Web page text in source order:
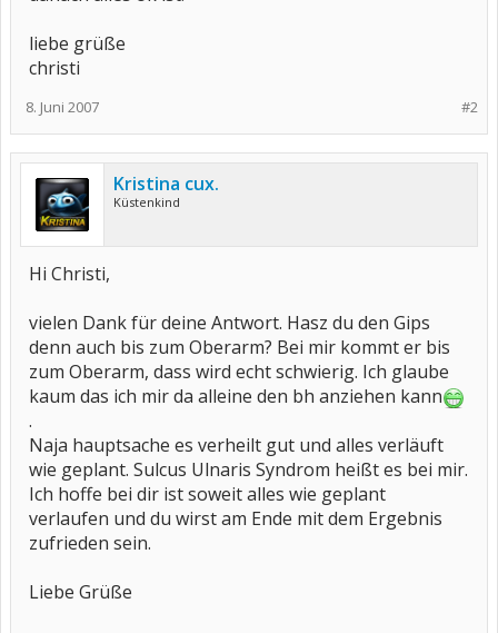
liebe grüße
christi
#2
8. Juni 2007
Kristina cux.
Küstenkind
Hi Christi,
vielen Dank für deine Antwort. Hasz du den Gips
denn auch bis zum Oberarm? Bei mir kommt er bis
zum Oberarm, dass wird echt schwierig. Ich glaube
kaum das ich mir da alleine den bh anziehen kann
.
Naja hauptsache es verheilt gut und alles verläuft
wie geplant. Sulcus Ulnaris Syndrom heißt es bei mir.
Ich hoffe bei dir ist soweit alles wie geplant
verlaufen und du wirst am Ende mit dem Ergebnis
zufrieden sein.
Liebe Grüße